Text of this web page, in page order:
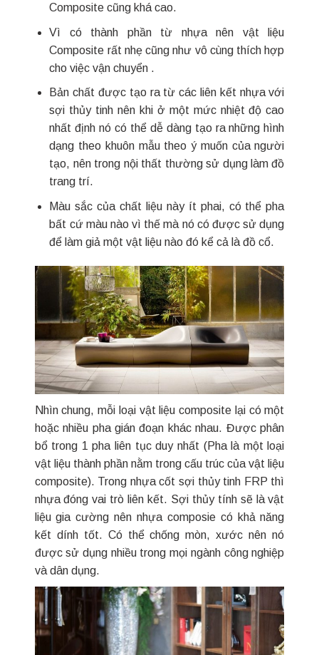
Composite cũng khá cao.
Vì có thành phần từ nhựa nên vật liệu
Composite rất nhẹ cũng như vô cùng thích hợp
cho việc vận chuyển .
Bản chất được tạo ra từ các liên kết nhựa với
sợi thủy tinh nên khi ở một mức nhiệt độ cao
nhất định nó có thể dễ dàng tạo ra những hình
dạng theo khuôn mẫu theo ý muốn của người
tạo, nên trong nội thất thường sử dụng làm đồ
trang trí.
Màu sắc của chất liệu này ít phai, có thể pha
bất cứ màu nào vì thế mà nó có được sử dụng
để làm giả một vật liệu nào đó kể cả là đồ cổ.
Nhìn chung, mỗi loại vật liệu composite lại có một
hoặc nhiều pha gián đoạn khác nhau. Được phân
bổ trong 1 pha liên tục duy nhất (Pha là một loại
vật liệu thành phần nằm trong cấu trúc của vật liệu
composite). Trong nhựa cốt sợi thủy tinh FRP thì
nhựa đóng vai trò liên kết. Sợi thủy tính sẽ là vật
liệu gia cường nên nhựa composie có khả năng
kết dính tốt. Có thể chống mòn, xước nên nó
được sử dụng nhiều trong mọi ngành công nghiệp
và dân dụng.